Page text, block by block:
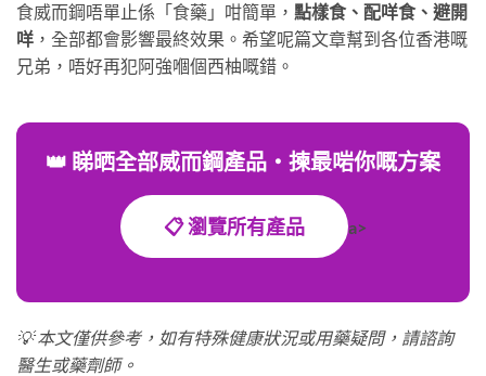
食威而鋼唔單止係「食藥」咁簡單， 點樣食、配咩食、避開
咩 ，全部都會影響最終效果。希望呢篇文章幫到各位香港嘅
兄弟，唔好再犯阿強嗰個西柚嘅錯。
👑 睇晒全部威而鋼產品・揀最啱你嘅方案
📋 瀏覽所有產品 a>
💡 本文僅供參考，如有特殊健康狀況或用藥疑問，請諮詢
醫生或藥劑師。